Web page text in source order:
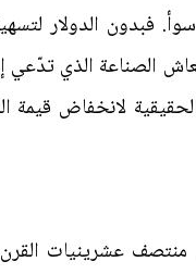
الدولار
الصناعة الذي تدّعي
لانخفاض قيمة
منتصف عشرينيات